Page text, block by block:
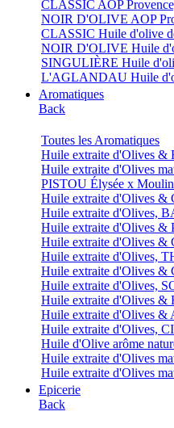
CLASSIC AOP
NOIR D'OLIVE AOP
CLASSIC Huile d'olive
NOIR D'OLIVE Huile
SINGULIÈRE Huile
L'AGLANDAU Huile
Aromatiques
Back
Toutes les Aromatiques
Huile extraite d'Olives
Huile extraite d'Olives
PISTOU Élysée x Moulin
Huile extraite d'Olives &
Huile extraite d'Olives,
Huile extraite d'Olives
Huile extraite d'Olives
Huile extraite d'Olives,
Huile extraite d'Olives
Huile extraite d'Olives,
Huile extraite d'Olives
Huile extraite d'Olives &
Huile extraite d'Olives,
Huile d'Olive arôme
Huile extraite d'Olives
Huile extraite d'Olives
Epicerie
Back